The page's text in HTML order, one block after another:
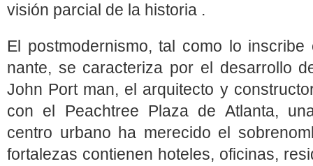
visión parcial de la historia .
El postmodernismo, tal como lo
nante, se caracteriza por el desarrollo
John Port man, el arquitecto y
con el Peachtree Plaza de Atlanta,
centro urbano ha merecido el
fortalezas contienen hoteles, oficinas,